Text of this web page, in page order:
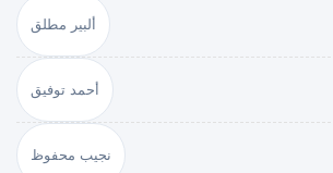
ألبير مطلق
أحمد توفيق
نجيب محفوظ